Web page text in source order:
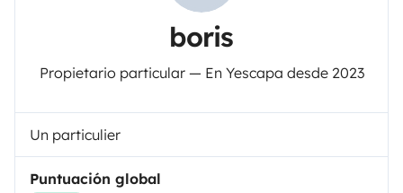
boris
Propietario particular — En Yescapa desde 2023
Un particulier
Puntuación global